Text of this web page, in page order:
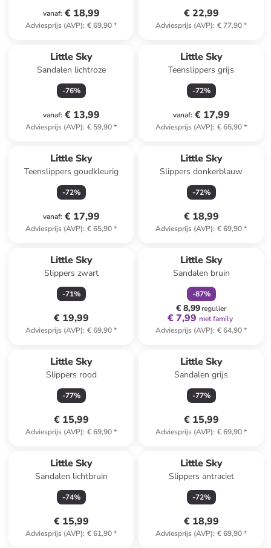
vanaf: € 18,99
Adviesprijs (AVP): € 69,90*
€ 22,99
Adviesprijs (AVP): € 77,90*
Little Sky
Sandalen lichtroze
-76%
vanaf: € 13,99
Adviesprijs (AVP): € 59,90*
Little Sky
Teenslippers grijs
-72%
vanaf: € 17,99
Adviesprijs (AVP): € 65,90*
Little Sky
Teenslippers goudkleurig
-72%
vanaf: € 17,99
Adviesprijs (AVP): € 65,90*
Little Sky
Slippers donkerblauw
-72%
€ 18,99
Adviesprijs (AVP): € 69,90*
Little Sky
Slippers zwart
-71%
€ 19,99
Adviesprijs (AVP): € 69,90*
Little Sky
Sandalen bruin
-87%
€ 8,99regulier
€ 7,99 met family
Adviesprijs (AVP): € 64,90*
Little Sky
Slippers rood
-77%
€ 15,99
Adviesprijs (AVP): € 69,90*
Little Sky
Sandalen grijs
-77%
€ 15,99
Adviesprijs (AVP): € 69,90*
Little Sky
Sandalen lichtbruin
-74%
€ 15,99
Adviesprijs (AVP): € 61,90*
Little Sky
Slippers antraciet
-72%
€ 18,99
Adviesprijs (AVP): € 69,90*